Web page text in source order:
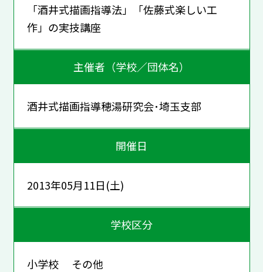
「酒井式描画指導法」「佐藤式楽しい工
作」の実技講座
主催者（学校／団体名）
酒井式描画指導穂湯研究会･埼玉支部
開催日
2013年05月11日(土)
学校区分
小学校 その他